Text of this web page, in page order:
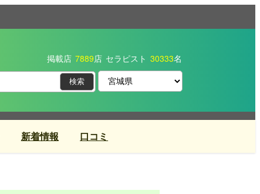
掲載店 7889店 セラピスト 30333名
新着情報 口コミ